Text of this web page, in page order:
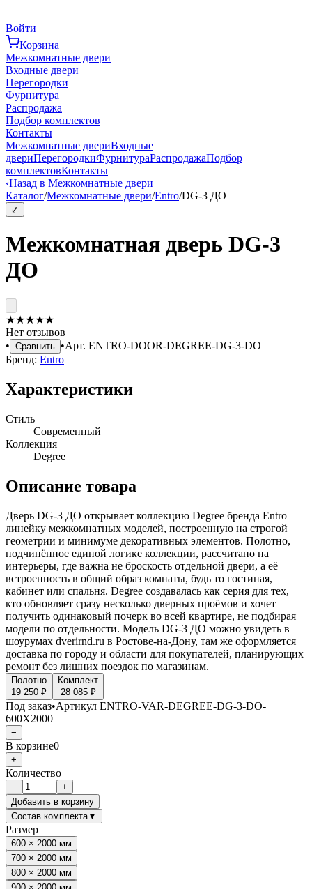
Войти
Корзина
Межкомнатные двери
Входные двери
Перегородки
Фурнитура
Распродажа
Подбор комплектов
Контакты
Межкомнатные двериВходные
двериПерегородкиФурнитураРаспродажаПодбор
комплектовКонтакты
‹Назад в Межкомнатные двери
Каталог/Межкомнатные двери/Entro/DG-3 ДО
⤢
Межкомнатная дверь DG-3
ДО
★★★★★
Нет отзывов
• Сравнить •Арт. ENTRO-DOOR-DEGREE-DG-3-DO
Бренд: Entro
Характеристики
Стиль
Современный
Коллекция
Degree
Описание товара
Дверь DG-3 ДО открывает коллекцию Degree бренда Entro —
линейку межкомнатных моделей, построенную на строгой
геометрии и минимуме декоративных элементов. Полотно,
подчинённое единой логике коллекции, рассчитано на
интерьеры, где важна не броскость отдельной двери, а её
встроенность в общий образ комнаты, будь то гостиная,
кабинет или спальня. Degree создавалась как серия для тех,
кто обновляет сразу несколько дверных проёмов и хочет
получить одинаковый почерк во всей квартире, не подбирая
модели по отдельности. Модель DG-3 ДО можно увидеть в
шоурумах dverirnd.ru в Ростове-на-Дону, там же оформляется
доставка по городу и области для покупателей, планирующих
ремонт без лишних поездок по магазинам.
Полотно
19 250 ₽
Комплект
28 085 ₽
Под заказ•Артикул ENTRO-VAR-DEGREE-DG-3-DO-
600X2000
−
В корзине0
+
Количество
−
+
Добавить в корзину
Состав комплекта▼
Размер
600 × 2000 мм
700 × 2000 мм
800 × 2000 мм
900 × 2000 мм